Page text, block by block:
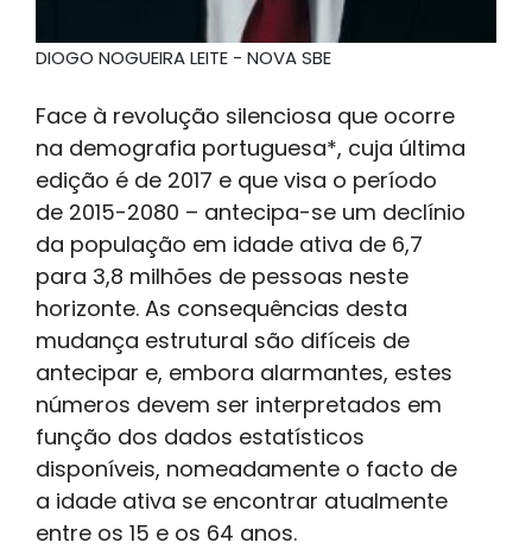
DIOGO NOGUEIRA LEITE - NOVA SBE
Face à revolução silenciosa que ocorre
na demografia portuguesa*, cuja última
edição é de 2017 e que visa o período
de 2015-2080 – antecipa-se um declínio
da população em idade ativa de 6,7
para 3,8 milhões de pessoas neste
horizonte. As consequências desta
mudança estrutural são difíceis de
antecipar e, embora alarmantes, estes
números devem ser interpretados em
função dos dados estatísticos
disponíveis, nomeadamente o facto de
a idade ativa se encontrar atualmente
entre os 15 e os 64 anos.